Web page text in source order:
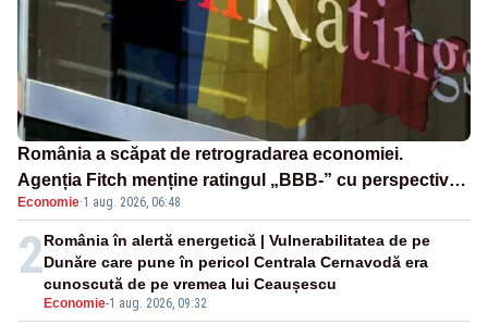
România a scăpat de retrogradarea economiei.
Agenția Fitch menține ratingul „BBB-” cu perspectivă
negativă
Economie·1 aug. 2026, 06:48
2
Economie-1 aug. 2026, 09:32
România în alertă energetică | Vulnerabilitatea de pe
Dunăre care pune în pericol Centrala Cernavodă era
cunoscută de pe vremea lui Ceaușescu